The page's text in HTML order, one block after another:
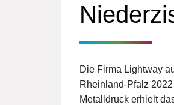
Die Firma Lightway
Rheinland-Pfalz
Metalldruck erhielt